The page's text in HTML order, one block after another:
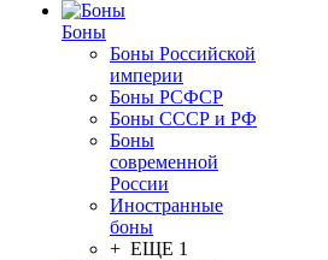
Боны
Боны Российской
империи
Боны РСФСР
Боны СССР и РФ
Боны
современной
России
Иностранные
боны
+ ЕЩЕ 1